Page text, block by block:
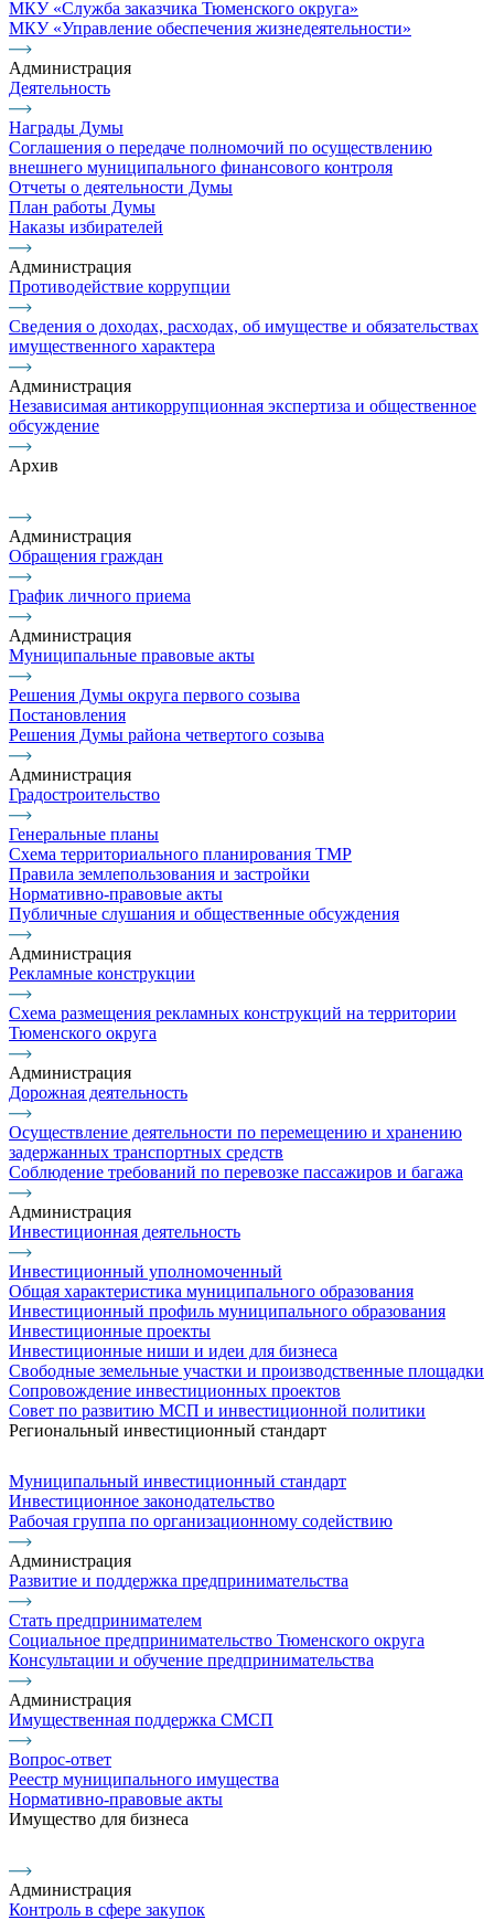
МКУ «Служба заказчика Тюменского округа»
МКУ «Управление обеспечения жизнедеятельности»
Администрация
Деятельность
Награды Думы
Соглашения о передаче полномочий по осуществлению
внешнего муниципального финансового контроля
Отчеты о деятельности Думы
План работы Думы
Наказы избирателей
Администрация
Противодействие коррупции
Сведения о доходах, расходах, об имуществе и обязательствах
имущественного характера
Администрация
Независимая антикоррупционная экспертиза и общественное
обсуждение
Архив
Администрация
Обращения граждан
График личного приема
Администрация
Муниципальные правовые акты
Решения Думы округа первого созыва
Постановления
Решения Думы района четвертого созыва
Администрация
Градостроительство
Генеральные планы
Схема территориального планирования ТМР
Правила землепользования и застройки
Нормативно-правовые акты
Публичные слушания и общественные обсуждения
Администрация
Рекламные конструкции
Схема размещения рекламных конструкций на территории
Тюменского округа
Администрация
Дорожная деятельность
Осуществление деятельности по перемещению и хранению
задержанных транспортных средств
Соблюдение требований по перевозке пассажиров и багажа
Администрация
Инвестиционная деятельность
Инвестиционный уполномоченный
Общая характеристика муниципального образования
Инвестиционный профиль муниципального образования
Инвестиционные проекты
Инвестиционные ниши и идеи для бизнеса
Свободные земельные участки и производственные площадки
Сопровождение инвестиционных проектов
Совет по развитию МСП и инвестиционной политики
Региональный инвестиционный стандарт
Муниципальный инвестиционный стандарт
Инвестиционное законодательство
Рабочая группа по организационному содействию
Администрация
Развитие и поддержка предпринимательства
Стать предпринимателем
Социальное предпринимательство Тюменского округа
Консультации и обучение предпринимательства
Администрация
Имущественная поддержка СМСП
Вопрос-ответ
Реестр муниципального имущества
Нормативно-правовые акты
Имущество для бизнеса
Администрация
Контроль в сфере закупок